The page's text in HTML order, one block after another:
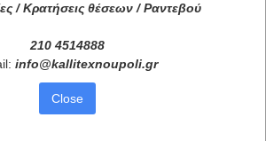
/ Κρατήσεις θέσεων / Ραντεβού
210 4514888
info@kallitexnoupoli.gr
Close